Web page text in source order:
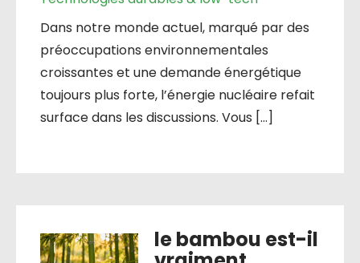
Dans notre monde actuel, marqué par des
préoccupations environnementales
croissantes et une demande énergétique
toujours plus forte, l’énergie nucléaire refait
surface dans les discussions. Vous […]
le bambou est-il